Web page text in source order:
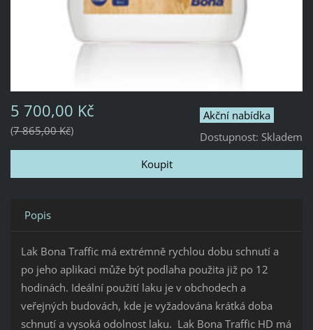
Akční nabídka
Dostupnost: Skladem
5 700,00 Kč
7 865,00 Kč
Popis
Lak Bona Traffic má extrémně rychlou dobu schnutí a
po jeho aplikaci může být podlaha použita již po 12
hodinách. Ideální použití laku je v obchodech a
veřejných budovách, kde je vyžadována krátká doba
schnutí a vysoká odolnost laku. Lak Bona Traffic HD má